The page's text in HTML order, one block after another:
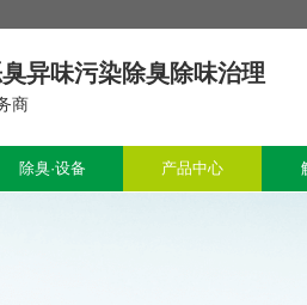
异味污染除臭除味治理
商
除臭·设备 产品中心